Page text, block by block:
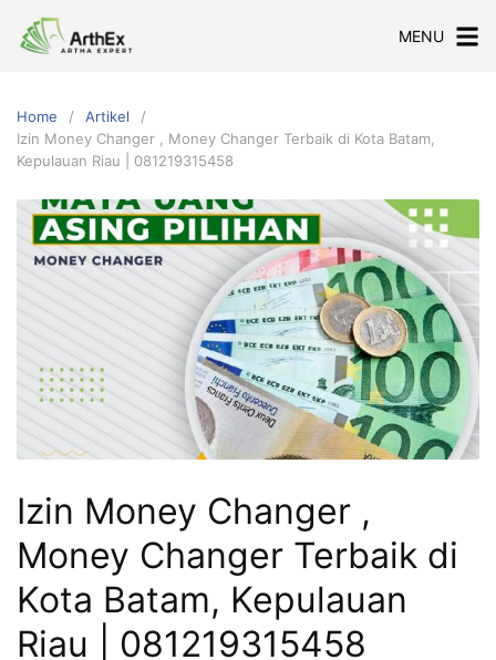
MENU
Home
Artikel
Izin Money Changer , Money Changer Terbaik di Kota Batam,
Kepulauan Riau | 081219315458
Izin Money Changer ,
Money Changer Terbaik di
Kota Batam, Kepulauan
Riau | 081219315458